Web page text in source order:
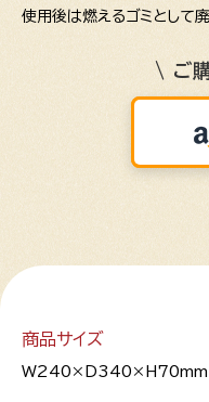
使用後は燃えるゴミとして廃
\ ご
商品サイズ
W240×D340×H70mm